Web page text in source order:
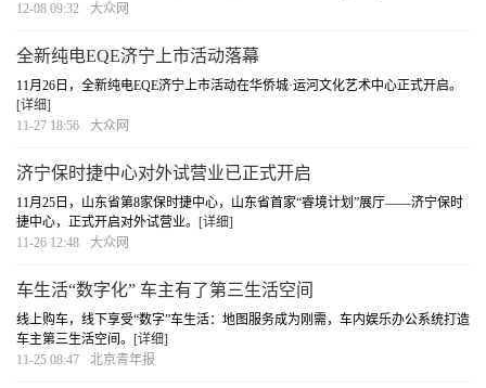
12-08 09:32
大众网
全新纯电EQE济宁上市活动落幕
11月26日，全新纯电EQE济宁上市活动在华侨城·运河文化艺术中心正式开启。
[详细]
11-27 18:56
大众网
济宁保时捷中心对外试营业已正式开启
11月25日，山东省第8家保时捷中心，山东省首家“睿境计划”展厅——济宁保时
捷中心，正式开启对外试营业。 [详细]
11-26 12:48
大众网
车生活“数字化” 车主有了第三生活空间
线上购车，线下享受“数字”车生活：地图服务成为刚需，车内娱乐办公系统打造
车主第三生活空间。 [详细]
11-25 08:47
北京青年报